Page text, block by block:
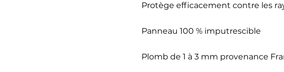
Protège efficacement contre les
Panneau 100 % imputrescible
Plomb de 1 à 3 mm provenance